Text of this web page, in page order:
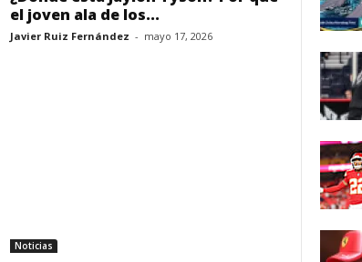
el joven ala de los...
Javier Ruiz Fernández - mayo 17, 2026
Noticias